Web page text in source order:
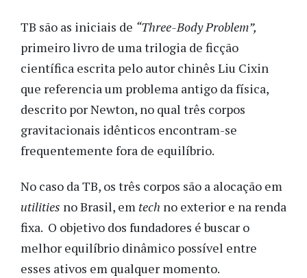
TB são as iniciais de “Three-Body Problem”,
primeiro livro de uma trilogia de ficção
científica escrita pelo autor chinês Liu Cixin
que referencia um problema antigo da física,
descrito por Newton, no qual três corpos
gravitacionais idênticos encontram-se
frequentemente fora de equilíbrio.
No caso da TB, os três corpos são a alocação em
utilities no Brasil, em tech no exterior e na renda
fixa. O objetivo dos fundadores é buscar o
melhor equilíbrio dinâmico possível entre
esses ativos em qualquer momento.